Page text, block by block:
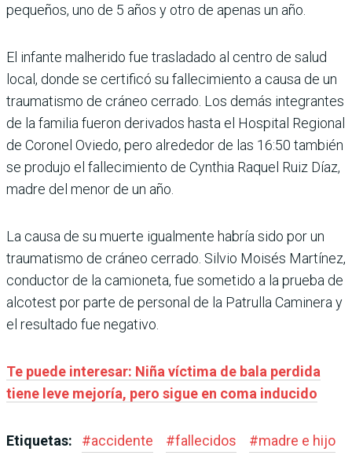
pequeños, uno de 5 años y otro de apenas un año.
El infante malherido fue trasladado al centro de salud
local, donde se certificó su fallecimiento a causa de un
traumatismo de cráneo cerrado. Los demás integrantes
de la familia fueron derivados hasta el Hospital Regional
de Coronel Oviedo, pero alrededor de las 16:50 también
se produjo el fallecimiento de Cynthia Raquel Ruiz Díaz,
madre del menor de un año.
La causa de su muerte igualmente habría sido por un
traumatismo de cráneo cerrado. Silvio Moisés Martínez,
conductor de la camioneta, fue sometido a la prueba de
alcotest por parte de personal de la Patrulla Caminera y
el resultado fue negativo.
Te puede interesar: Niña víctima de bala perdida
tiene leve mejoría, pero sigue en coma inducido
Etiquetas: #accidente #fallecidos #madre e hijo